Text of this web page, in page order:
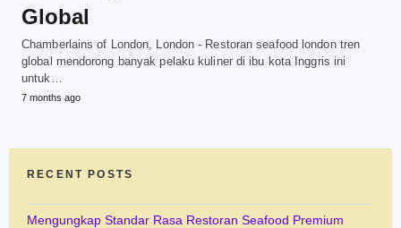
Global
Chamberlains of London, London - Restoran seafood london tren
global mendorong banyak pelaku kuliner di ibu kota Inggris ini
untuk…
7 months ago
RECENT POSTS
Mengungkap Standar Rasa Restoran Seafood Premium